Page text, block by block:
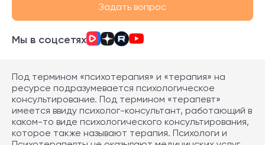
Задать вопрос
Мы в соцсетях
Под термином «психотерапия» и «терапия» на
ресурсе подразумевается психологическое
консультирование. Под термином «терапевт»
имеется ввиду психолог-консультант, работающий в
каком-то виде психологического консультирования,
которое также называют терапия. Психологи и